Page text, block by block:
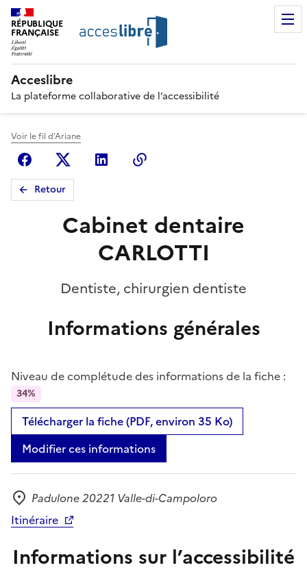
RÉPUBLIQUE
FRANÇAISE
Acceslibre
La plateforme collaborative de l’accessibilité
Voir le fil d'Ariane
FacebookX (anciennement Twitter)
Linkedin
Retour
Cabinet dentaire
CARLOTTI
Dentiste, chirurgien dentiste
Informations générales
Niveau de complétude des informations de la fiche :
34%
Télécharger la fiche (PDF, environ 35 Ko)
Modifier ces informations
Adresse
Padulone 20221 Valle-di-Campoloro
Itinéraire
Informations sur l’accessibilité